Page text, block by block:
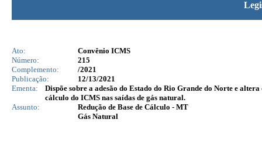
Ato:
Convênio ICMS
Número:
215
Complemento:
/2021
Publicação:
12/13/2021
Ementa:
Dispõe sobre a adesão do Estado do Rio Grande do Norte e
cálculo do ICMS nas saídas de gás natural.
Assunto:
Redução de Base de Cálculo - MT
Gás Natural